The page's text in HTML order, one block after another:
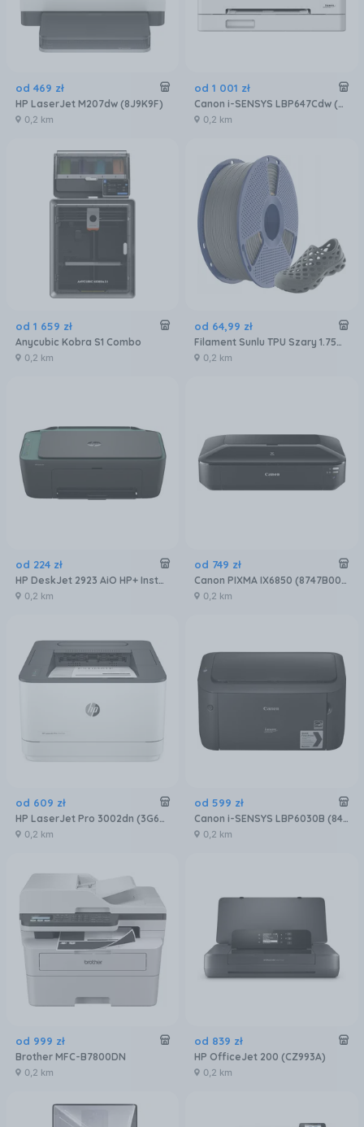
od 469 zł
HP LaserJet M207dw (8J9K9F)
0,2 km
od 1 001 zł
Canon i-SENSYS LBP647Cdw (6929C001)
0,2 km
od 1 659 zł
Anycubic Kobra S1 Combo
0,2 km
od 64,99 zł
Filament Sunlu TPU Szary 1.75mm 1kg
0,2 km
od 224 zł
HP DeskJet 2923 AiO HP+ Instant Ink (89F99B)
0,2 km
od 749 zł
Canon PIXMA IX6850 (8747B006)
0,2 km
od 609 zł
HP LaserJet Pro 3002dn (3G651F)
0,2 km
od 599 zł
Canon i-SENSYS LBP6030B (8468B006)
0,2 km
od 999 zł
Brother MFC-B7800DN
0,2 km
od 839 zł
HP OfficeJet 200 (CZ993A)
0,2 km